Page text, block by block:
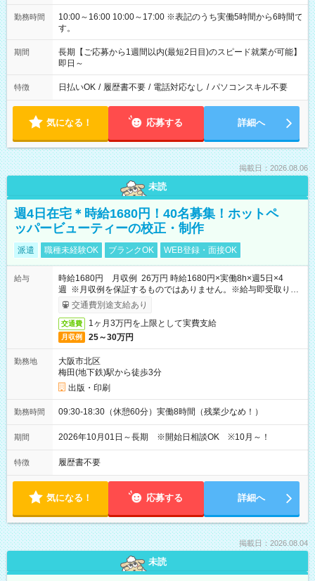
勤務時間
10:00～16:00 10:00～17:00 ※表記のうち実働5時間から6時間で
す。
期間
長期【ご応募から1週間以内(最短2日目)のスピード就業が可能】
即日～
特徴 日払いOK / 履歴書不要 / 電話対応なし / パソコンスキル不要
気になる！ 応募する 詳細へ
掲載日：2026.08.06
未読
週4日在宅＊時給1680円！40名募集！ホットペ
ッパービューティーの校正・制作
派遣 職種未経験OK ブランクOK WEB登録・面接OK
給与
時給1680円 月収例 26万円 時給1680円×実働8h×週5日×4
週 ※月収例を保証するものではありません。※給与即受取りサ
ービス利用可（利用条件有）
交通費別途支給あり
交通費 1ヶ月3万円を上限として実費支給
月収例 25～30万円
勤務地
大阪市北区
梅田(地下鉄)駅から徒歩3分
出版・印刷
勤務時間 09:30-18:30（休憩60分）実働8時間（残業少なめ！）
期間 2026年10月01日～長期 ※開始日相談OK ※10月～！
特徴 履歴書不要
気になる！ 応募する 詳細へ
掲載日：2026.08.04
未読